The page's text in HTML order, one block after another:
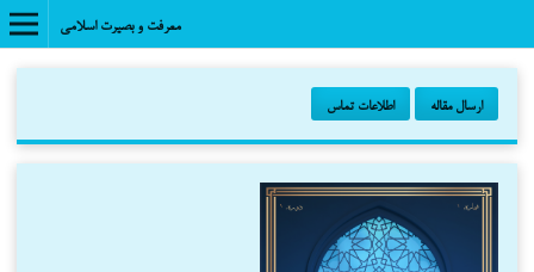
معرفت و بصیرت اسلامی
ارسال مقاله اطلاعات تماس